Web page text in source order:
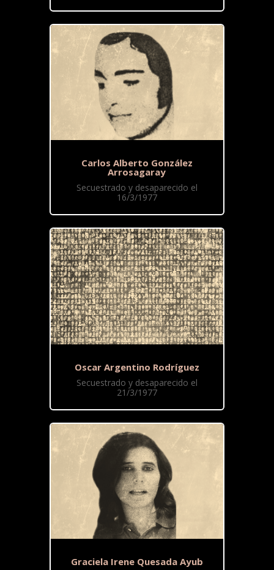
Carlos Alberto González
Arrosagaray
Secuestrado y desaparecido el
16/3/1977
Oscar Argentino Rodríguez
Secuestrado y desaparecido el
21/3/1977
Graciela Irene Quesada Ayub